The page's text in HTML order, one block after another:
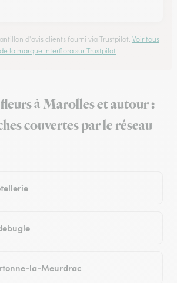
d'avis clients fourni via Trustpilot. Voir tous
la marque Interflora sur Trustpilot
à Marolles et autour :
couvertes par le réseau
la-Meurdrac